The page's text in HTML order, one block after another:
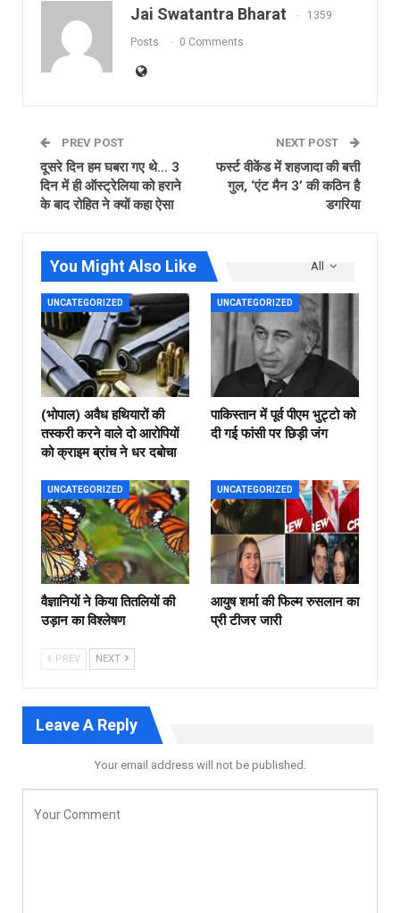
Jai Swatantra Bharat 1359
Posts 0 Comments
PREV POST
दूसरे दिन हम घबरा गए थे… 3
दिन में ही ऑस्ट्रेलिया को हराने
के बाद रोहित ने क्यों कहा ऐसा
NEXT POST
फर्स्‍ट वीकेंड में शहजादा की बत्ती
गुल, ‘एंट मैन 3’ की कठ‍िन है
डगर‍िया
All
You Might Also Like
UNCATEGORIZED
(भोपाल) अवैध हथियारों की
तस्करी करने वाले दो आरोपियों
को क्राइम ब्रांच ने धर दबोचा
UNCATEGORIZED
पाकिस्तान में पूर्व पीएम भुट्टो को
दी गई फांसी पर छिड़ी जंग
UNCATEGORIZED
वैज्ञानियों ने किया तितलियों की
उड़ान का विश्लेषण
UNCATEGORIZED
आयुष शर्मा की फिल्म रुसलान का
प्री टीजर जारी
PREV NEXT
Leave A Reply
Your email address will not be published.